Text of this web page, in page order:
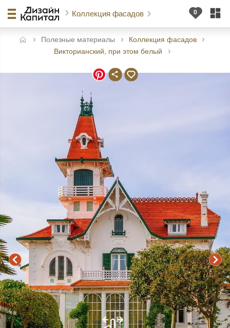
Коллекция фасадов
Полезные материалы
Коллекция фасадов
Викторианский, при этом белый